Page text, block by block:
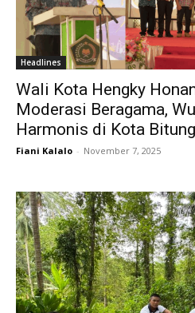
Headlines
Wali Kota Hengky
Moderasi Beragama,
Harmonis di Kota Bitung
Fiani Kalalo - November 7, 2025